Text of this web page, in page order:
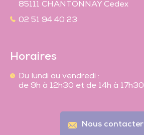
85111 CHANTONNAY Cedex
02 51 94 40 23
Horaires
Du lundi au vendredi :
de 9h à 12h30 et de 14h à 17h30
Nous contacter